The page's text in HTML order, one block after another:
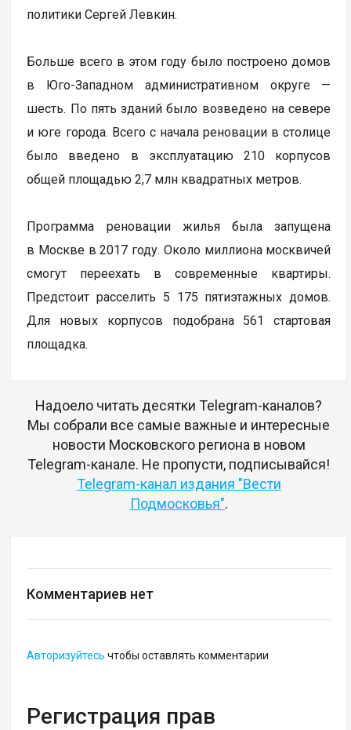
политики Сергей Левкин.
Больше всего в этом году было построено домов
в Юго-Западном административном округе —
шесть. По пять зданий было возведено на севере
и юге города. Всего с начала реновации в столице
было введено в эксплуатацию 210 корпусов
общей площадью 2,7 млн квадратных метров.
Программа реновации жилья была запущена
в Москве в 2017 году. Около миллиона москвичей
смогут переехать в современные квартиры.
Предстоит расселить 5 175 пятиэтажных домов.
Для новых корпусов подобрана 561 стартовая
площадка.
Надоело читать десятки Telegram-каналов?
Мы собрали все самые важные и интересные
новости Московского региона в новом
Telegram-канале. Не пропусти, подписывайся!
Telegram-канал издания "Вести
Подмосковья".
Комментариев нет
Авторизуйтесь чтобы оставлять комментарии
Регистрация прав